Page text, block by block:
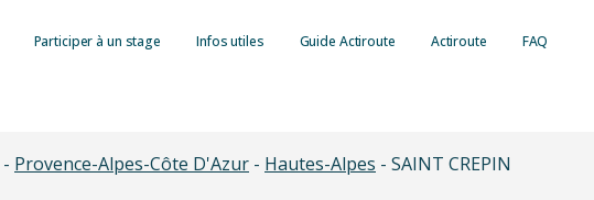
Participer à un stage Infos utiles Guide Actiroute Actiroute FAQ
- Provence-Alpes-Côte D'Azur - Hautes-Alpes - SAINT CREPIN